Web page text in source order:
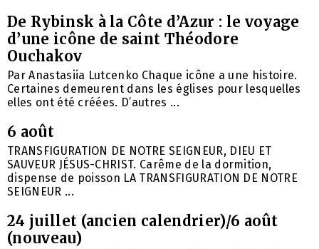
De Rybinsk à la Côte d’Azur : le voyage
d’une icône de saint Théodore
Ouchakov
Par Anastasiia Lutcenko Chaque icône a une histoire.
Certaines demeurent dans les églises pour lesquelles
elles ont été créées. D’autres ...
6 août
TRANSFIGURATION DE NOTRE SEIGNEUR, DIEU ET
SAUVEUR JÉSUS-CHRIST. Carême de la dormition,
dispense de poisson LA TRANSFIGURATION DE NOTRE
SEIGNEUR ...
24 juillet (ancien calendrier)/6 août
(nouveau)